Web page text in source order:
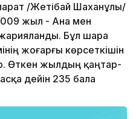
/Жетібай Шаханұлы/
жыл - Ана мен
Бұл шара
жоғарғы көрсеткішін
Өткен жылдың қаңтар-
дейін 235 бала